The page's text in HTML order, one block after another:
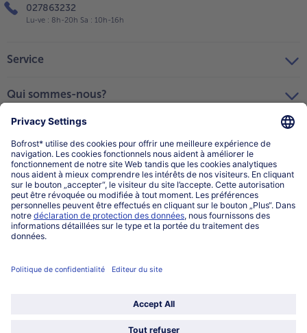
027863232
Lu-ve : 8h-20h Sa : 10h-16h
Service
Qui sommes-nous?
Catégories
Sélectionner le pays / la langue